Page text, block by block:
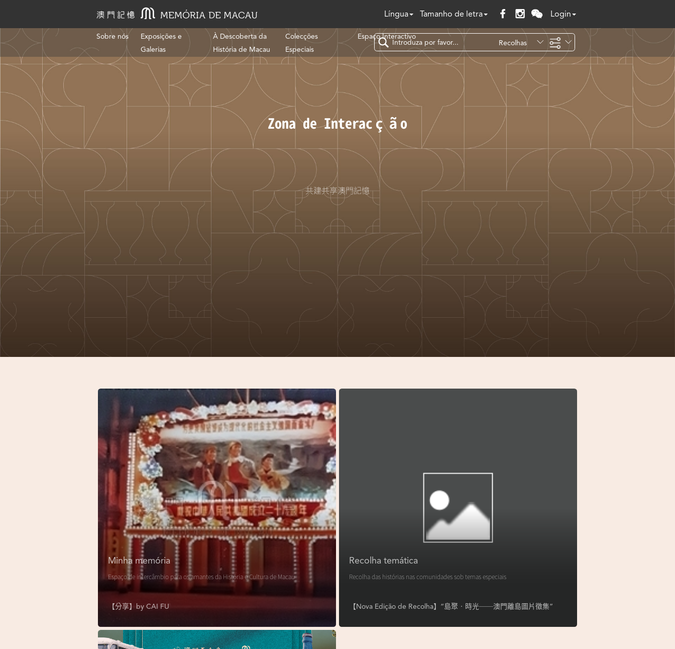
Língua Tamanho de letra Login
Sobre nós
Exposições e
Galerias
À Descoberta da
História de Macau
Colecções
Especiais
Espaço Interactivo
Recolhas
Temáticas
Todo o site
Zona de Interacção
共建共享澳門記憶
Minha memória
Espaço de intercâmbio para os amantes da História e Cultura de Macau
【分享】by CAI FU
Recolha temática
Recolha das histórias nas comunidades sob temas especiais
【Nova Edição de Recolha】“島聚‧時光──澳門離島圖片徵集”